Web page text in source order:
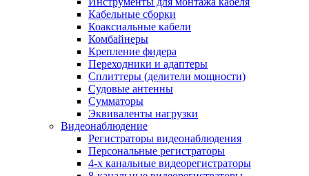
Кабельные сборки
Коаксиальные кабели
Комбайнеры
Крепление фидера
Переходники и адаптеры
Сплиттеры (делители мощности)
Судовые антенны
Сумматоры
Эквиваленты нагрузки
Видеонаблюдение
Регистраторы видеонаблюдения
Персональные регистраторы
4-х канальные видеорегистраторы